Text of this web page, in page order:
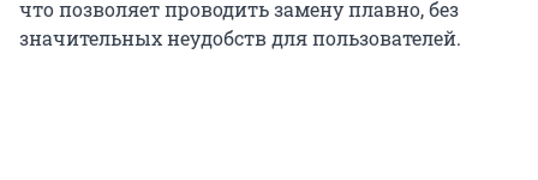
что позволяет проводить замену плавно, без
значительных неудобств для пользователей.